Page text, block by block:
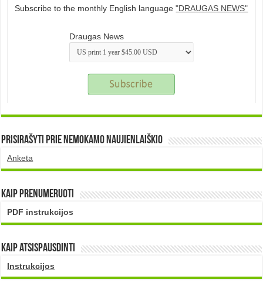
Subscribe to the monthly English language"DRAUGAS NEWS"
Draugas News
Prisirašyti prie nemokamo naujienlaiškio
Anketa
Kaip prenumeruoti
PDF instrukcijos
Kaip atsispausdinti
Instrukcijos